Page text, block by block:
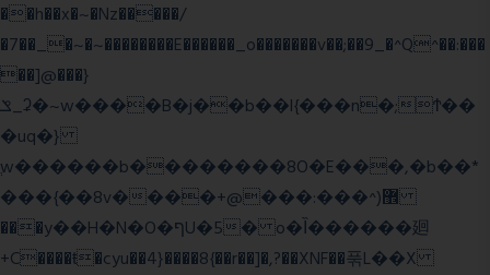
��h��x�~�Nz�����/
�7��_�~�~��������E������_o�������v��;��9_�^Q^��:���
��]@���}
ݏ_ʡ�~w����B�j��b��l{���n�;Ϯ��
�uq�}
ֲw������b��������8O�E���,�b��*
���{��8v����+@���:���^)޾
���y��H�N�O�ףU�5� o�Ȉ������廻
+C����ŧ�cyu��4}����8{��r��]�,?��XNF��푺L��X